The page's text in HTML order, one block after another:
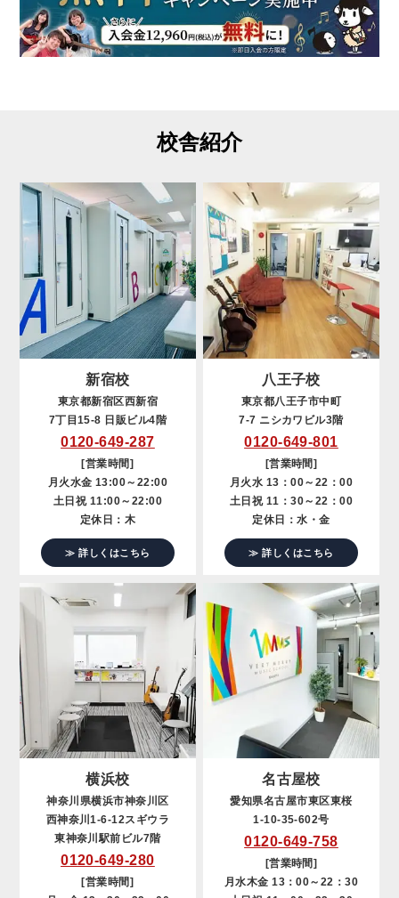
校舎紹介
新宿校
東京都新宿区西新宿
7丁目15-8 日販ビル4階
0120-649-287
[営業時間]
月火水金 13:00～22:00
土日祝 11:00～22:00
定休日：木
≫ 詳しくはこちら
八王子校
東京都八王子市中町
7-7 ニシカワビル3階
0120-649-801
[営業時間]
月火水 13：00～22：00
土日祝 11：30～22：00
定休日：水・金
≫ 詳しくはこちら
横浜校
神奈川県横浜市神奈川区
西神奈川1-6-12スギウラ
東神奈川駅前ビル7階
0120-649-280
[営業時間]
名古屋校
愛知県名古屋市東区東桜
1-10-35-602号
0120-649-758
[営業時間]
月水木金 13：00～22：30